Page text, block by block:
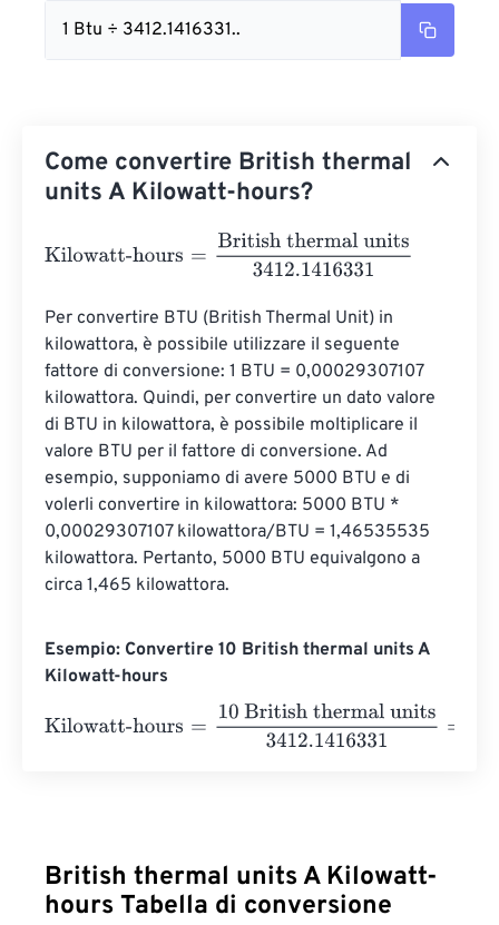
1 Btu ÷ 3412.1416331..
Come convertire British thermal
units A Kilowatt-hours?
Kilowatt-hours British thermal units3412.1416331
Per convertire BTU (British Thermal Unit) in
kilowattora, è possibile utilizzare il seguente
fattore di conversione: 1 BTU = 0,00029307107
kilowattora. Quindi, per convertire un dato valore
di BTU in kilowattora, è possibile moltiplicare il
valore BTU per il fattore di conversione. Ad
esempio, supponiamo di avere 5000 BTU e di
volerli convertire in kilowattora: 5000 BTU *
0,00029307107 kilowattora/BTU = 1,46535535
kilowattora. Pertanto, 5000 BTU equivalgono a
circa 1,465 kilowattora.
Esempio: Convertire 10 British thermal units A
Kilowatt-hours
Kilowatt-hours
10 British thermal units3412.1416331
British thermal units A Kilowatt-
hours Tabella di conversione